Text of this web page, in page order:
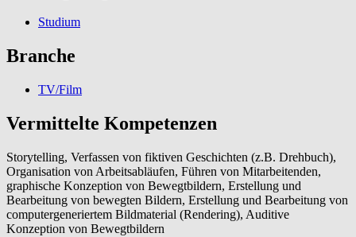
Studium
Branche
TV/Film
Vermittelte Kompetenzen
Storytelling, Verfassen von fiktiven Geschichten (z.B. Drehbuch),
Organisation von Arbeitsabläufen, Führen von Mitarbeitenden,
graphische Konzeption von Bewegtbildern, Erstellung und
Bearbeitung von bewegten Bildern, Erstellung und Bearbeitung von
computergeneriertem Bildmaterial (Rendering), Auditive
Konzeption von Bewegtbildern